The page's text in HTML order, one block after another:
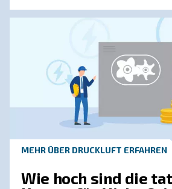
DRUCKLUFTWISSEN
Tools zur
Kompressoren
intelligente
Erfahren Sie mehr darüber,
einer intelligenten Fabrik